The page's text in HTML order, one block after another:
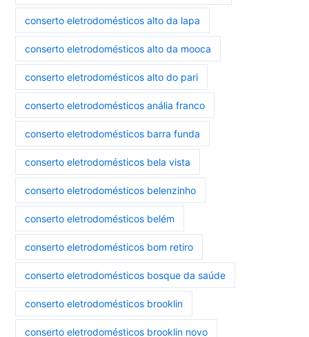
conserto eletrodomésticos alto da lapa
conserto eletrodomésticos alto da mooca
conserto eletrodomésticos alto do pari
conserto eletrodomésticos anália franco
conserto eletrodomésticos barra funda
conserto eletrodomésticos bela vista
conserto eletrodomésticos belenzinho
conserto eletrodomésticos belém
conserto eletrodomésticos bom retiro
conserto eletrodomésticos bosque da saúde
conserto eletrodomésticos brooklin
conserto eletrodomésticos brooklin novo